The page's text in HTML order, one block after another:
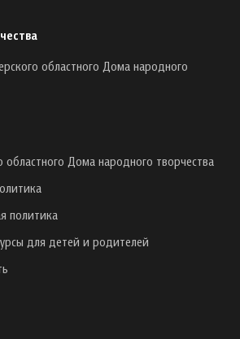
областного Дома народного
областного Дома народного творчества
политика
для детей и родителей